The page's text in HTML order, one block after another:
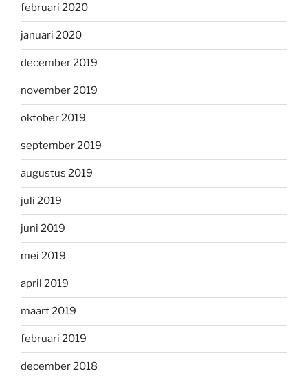
februari 2020
januari 2020
december 2019
november 2019
oktober 2019
september 2019
augustus 2019
juli 2019
juni 2019
mei 2019
april 2019
maart 2019
februari 2019
december 2018